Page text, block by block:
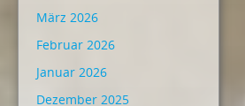
März 2026
Februar 2026
Januar 2026
Dezember 2025